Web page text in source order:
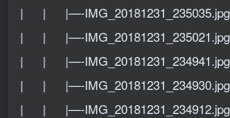
| | |—-
| | |—-
| | |—-
| | |—-
| | |—-